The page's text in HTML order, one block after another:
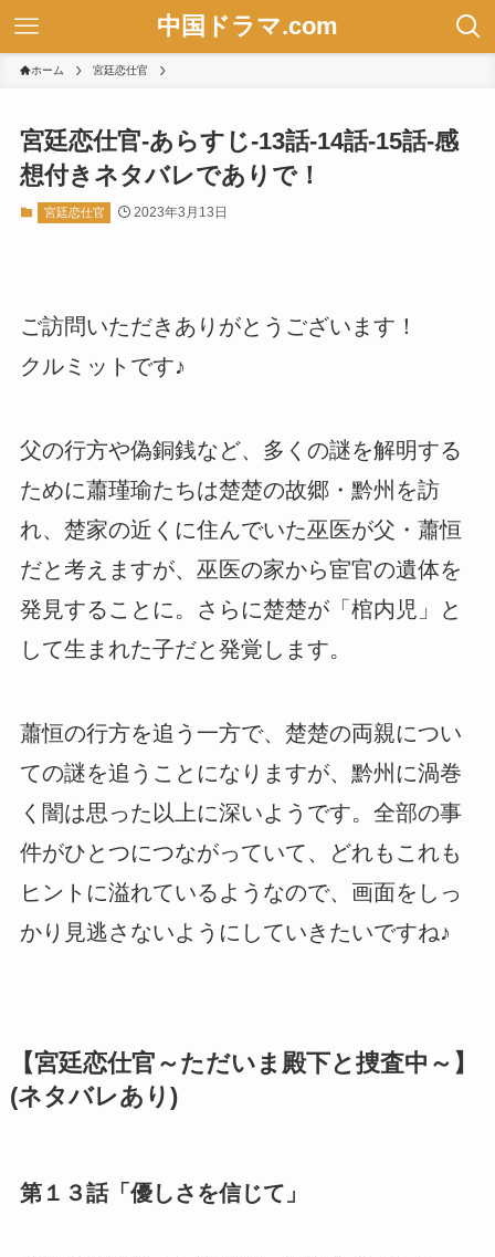
中国ドラマ.com
ホーム 宮廷恋仕官
宮廷恋仕官-あらすじ-13話-14話-15話-感
想付きネタバレでありで！
宮廷恋仕官 2023年3月13日
ご訪問いただきありがとうございます！
クルミットです♪
父の行方や偽銅銭など、多くの謎を解明する
ために蕭瑾瑜たちは楚楚の故郷・黔州を訪
れ、楚家の近くに住んでいた巫医が父・蕭恒
だと考えますが、巫医の家から宦官の遺体を
発見することに。さらに楚楚が「棺内児」と
して生まれた子だと発覚します。
蕭恒の行方を追う一方で、楚楚の両親につい
ての謎を追うことになりますが、黔州に渦巻
く闇は思った以上に深いようです。全部の事
件がひとつにつながっていて、どれもこれも
ヒントに溢れているようなので、画面をしっ
かり見逃さないようにしていきたいですね♪
【宮廷恋仕官～ただいま殿下と捜査中～】
(ネタバレあり)
第１３話「優しさを信じて」